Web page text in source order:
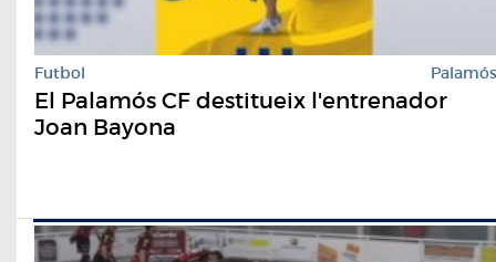
Futbol Palamós
El Palamós CF destitueix l'entrenador
Joan Bayona